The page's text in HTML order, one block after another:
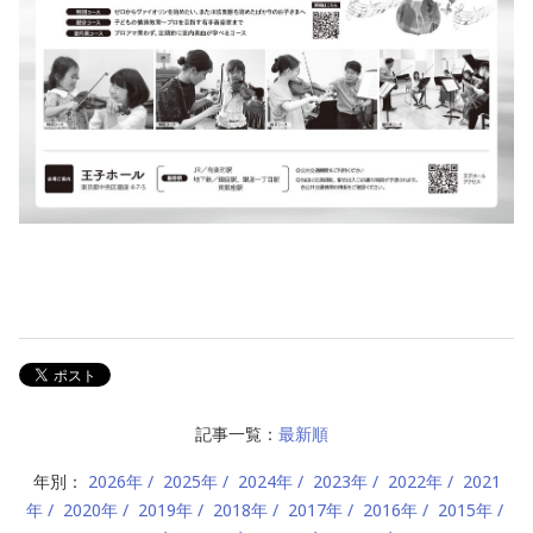
記事一覧： 最新順
年別： 2026年 2025年 2024年 2023年 2022年
2021
年
2020年 2019年 2018年 2017年 2016年
2015年